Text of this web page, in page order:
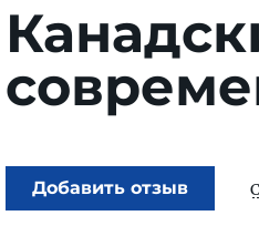
Добавить отзыв